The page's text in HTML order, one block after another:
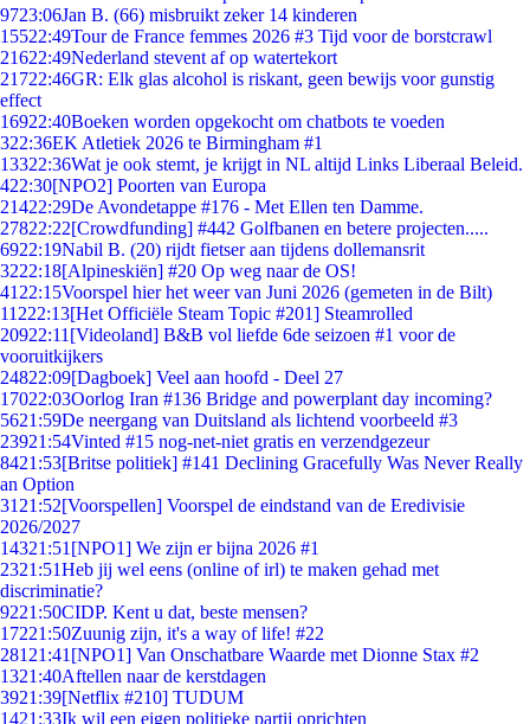
9723:06Jan B. (66) misbruikt zeker 14 kinderen
15522:49Tour de France femmes 2026 #3 Tijd voor de borstcrawl
21622:49Nederland stevent af op watertekort
21722:46GR: Elk glas alcohol is riskant, geen bewijs voor gunstig
effect
16922:40Boeken worden opgekocht om chatbots te voeden
322:36EK Atletiek 2026 te Birmingham #1
13322:36Wat je ook stemt, je krijgt in NL altijd Links Liberaal Beleid.
422:30[NPO2] Poorten van Europa
21422:29De Avondetappe #176 - Met Ellen ten Damme.
27822:22[Crowdfunding] #442 Golfbanen en betere projecten.....
6922:19Nabil B. (20) rijdt fietser aan tijdens dollemansrit
3222:18[Alpineskiën] #20 Op weg naar de OS!
41 22:15Voorspel hier het weer van Juni 2026 (gemeten in de Bilt)
11222:13[Het Officiële Steam Topic #201] Steamrolled
20922:11 [Videoland] B&B vol liefde 6de seizoen #1 voor de
vooruitkijkers
24822:09[Dagboek] Veel aan hoofd - Deel 27
17022:03Oorlog Iran #136 Bridge and powerplant day incoming?
5621:59De neergang van Duitsland als lichtend voorbeeld #3
23921:54Vinted #15 nog-net-niet gratis en verzendgezeur
8421:53[Britse politiek] #141 Declining Gracefully Was Never Really
an Option
31 21:52[Voorspellen] Voorspel de eindstand van de Eredivisie
2026/2027
14321:51 [NPO1] We zijn er bijna 2026 #1
2321:51Heb jij wel eens (online of irl) te maken gehad met
discriminatie?
9221:50CIDP. Kent u dat, beste mensen?
17221:50Zuunig zijn, it's a way of life! #22
281 21:41 [NPO1] Van Onschatbare Waarde met Dionne Stax #2
1321:40Aftellen naar de kerstdagen
3921:39[Netflix #210] TUDUM
1421:33Ik wil een eigen politieke partij oprichten